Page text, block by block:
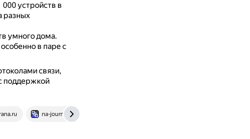
устройств в
разных
умного дома.
в паре с
связи,
поддержкой
na-journal.ru